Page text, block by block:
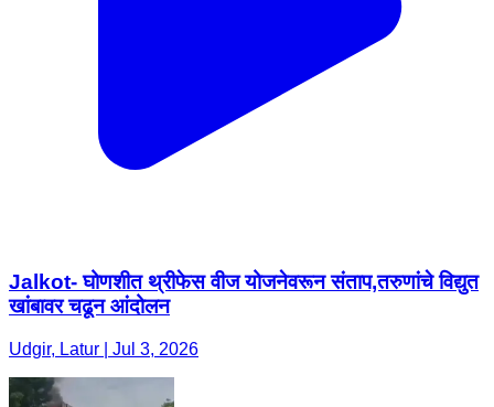
Jalkot- घोणशीत थ्रीफेस वीज योजनेवरून संताप,तरुणांचे विद्युत
खांबावर चढून आंदोलन
Udgir, Latur | Jul 3, 2026